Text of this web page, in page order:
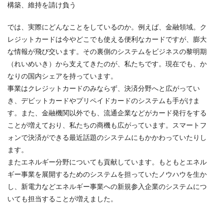
構築、維持を請け負う
では、実際にどんなことをしているのか。例えば、金融領域。ク
レジットカードは今やどこでも使える便利なカードですが、膨大
な情報が飛び交います。その裏側のシステムをビジネスの黎明期
（れいめいき）から支えてきたのが、私たちです。現在でも、か
なりの国内シェアを持っています。
事業はクレジットカードのみならず、決済分野へと広がってい
き、デビットカードやプリペイドカードのシステムも手がけま
す。また、金融機関以外でも、流通企業などがカード発行をする
ことが増えており、私たちの商機も広がっています。スマートフ
ォンで決済ができる最近話題のシステムにもかかわっていたりし
ます。
またエネルギー分野についても貢献しています。もともとエネル
ギー事業を展開するためのシステムを担っていたノウハウを生か
し、新電力などエネルギー事業への新規参入企業のシステムにつ
いても担当することが増えました。